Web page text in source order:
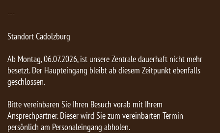
---
Standort Cadolzburg
Ab Montag, 06.07.2026, ist unsere Zentrale dauerhaft nicht mehr
besetzt. Der Haupteingang bleibt ab diesem Zeitpunkt ebenfalls
geschlossen.
Bitte vereinbaren Sie Ihren Besuch vorab mit Ihrem
Ansprechpartner. Dieser wird Sie zum vereinbarten Termin
persönlich am Personaleingang abholen.